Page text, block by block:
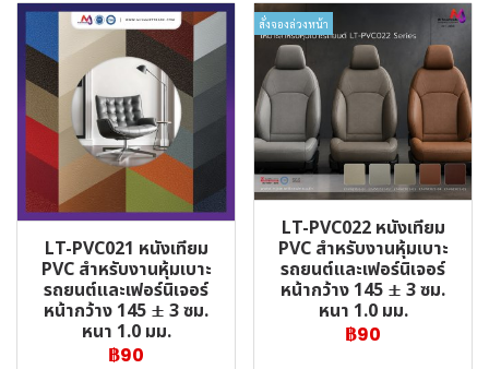
LT-PVC021 หนังเทียม
PVC สำหรับงานหุ้มเบาะ
รถยนต์และเฟอร์นิเจอร์
หน้ากว้าง 145 ± 3 ซม.
หนา 1.0 มม.
฿90
สั่งจองล่วงหน้า
LT-PVC022 หนังเทียม
PVC สำหรับงานหุ้มเบาะ
รถยนต์และเฟอร์นิเจอร์
หน้ากว้าง 145 ± 3 ซม.
หนา 1.0 มม.
฿90